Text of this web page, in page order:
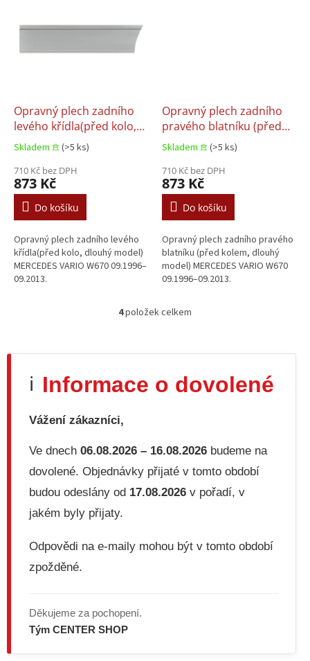
Opravný plech zadního
levého křídla(před kolo,
dlouhý model)
MERCEDES VARIO W670
09.1996–09.2013
Skladem 𖠿 (>5 ks)
710 Kč bez DPH
873 Kč
Do košíku
Opravný plech zadního levého
křídla(před kolo, dlouhý model)
MERCEDES VARIO W670 09.1996–
09.2013.
Opravný plech zadního
pravého blatníku (před
kolem, dlouhý model)
MERCEDES VARIO W670
09.1996–09.2013
Skladem 𖠿 (>5 ks)
710 Kč bez DPH
873 Kč
Do košíku
Opravný plech zadního pravého
blatníku (před kolem, dlouhý
model) MERCEDES VARIO W670
09.1996–09.2013.
O
á
a
c
v
k
y
v
s
u
4položek celkem
ℹ️ Informace o dovolené
Vážení zákazníci,
Ve dnech 06.08.2026 – 16.08.2026 budeme na
dovolené. Objednávky přijaté v tomto období
budou odeslány od 17.08.2026 v pořadí, v
jakém byly přijaty.
Odpovědi na e-maily mohou být v tomto období
zpožděné.
Děkujeme za pochopení.
Tým CENTER SHOP